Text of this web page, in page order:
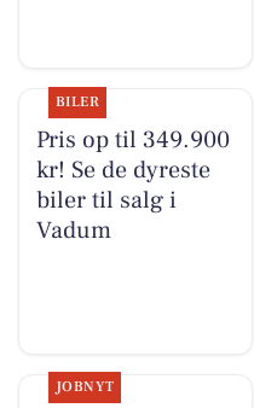
BILER
Pris op til 349.900
kr! Se de dyreste
biler til salg i
Vadum
JOBNYT